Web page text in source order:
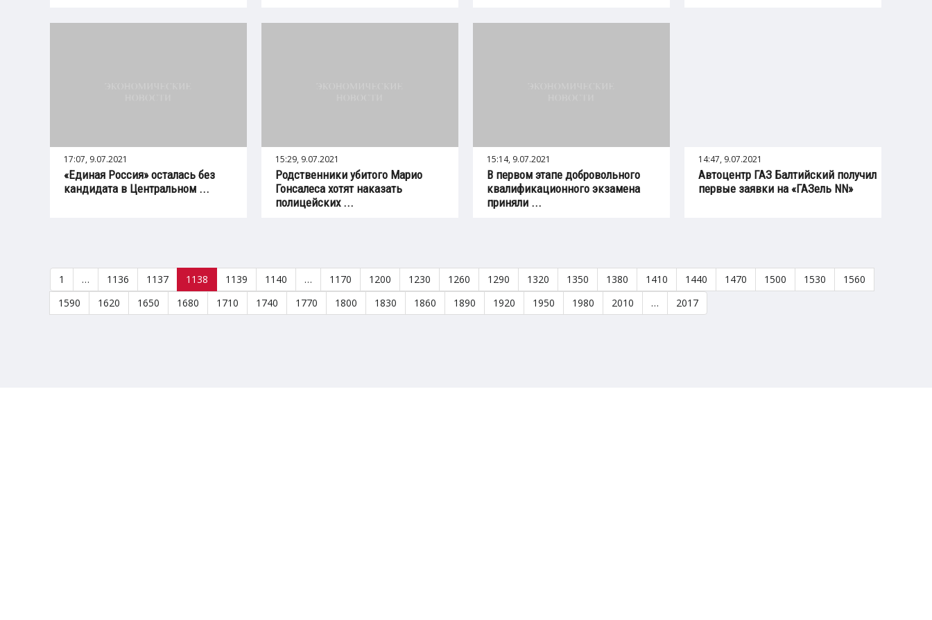
17:07, 9.07.2021
«Единая Россия» осталась без
кандидата в Центральном ...
15:29, 9.07.2021
Родственники убитого Марио
Гонсалеса хотят наказать
полицейских ...
15:14, 9.07.2021
В первом этапе добровольного
квалификационного экзамена
приняли ...
14:47, 9.07.2021
Автоцентр ГАЗ Балтийский получил
первые заявки на «ГАЗель NN»
1 … 1136 1137 1138 1139 1140 … 1170 1200 1230 1260 1290 1320 1350 1380 1410 1440 1470 1500 1530
1560
1590
1620 1650 1680 1710 1740 1770 1800 1830 1860 1890 1920 1950 1980 2010 … 2017